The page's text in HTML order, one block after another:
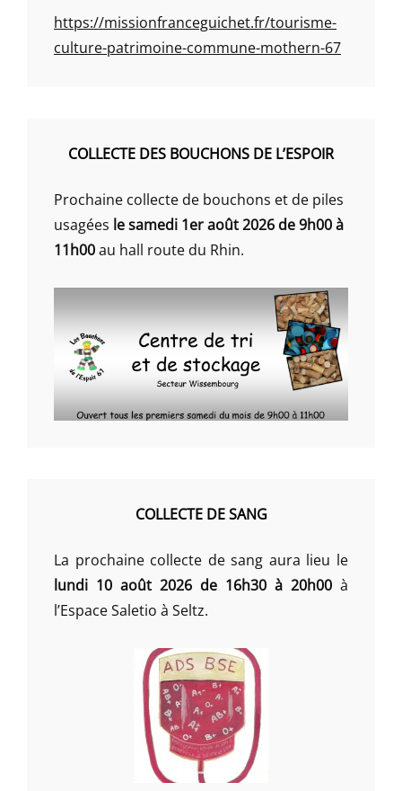
https://missionfranceguichet.fr/tourisme-
culture-patrimoine-commune-mothern-67
COLLECTE DES BOUCHONS DE L’ESPOIR
Prochaine collecte de bouchons et de piles
usagées le samedi 1er août 2026 de 9h00 à
11h00au hall route du Rhin.
COLLECTE DE SANG
La prochaine collecte de sang aura lieu le
lundi 10 août 2026 de 16h30 à 20h00 à
l’Espace Saletio à Seltz.